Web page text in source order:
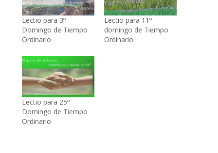
Lectio para 3º
Domingo de Tiempo
Ordinario
Lectio para 11º
domingo de Tiempo
Ordinario
Lectio para 25º
Domingo de Tiempo
Ordinario